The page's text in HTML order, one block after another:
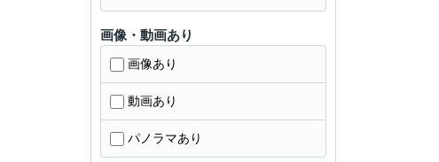
画像・動画あり
画像あり
動画あり
パノラマあり